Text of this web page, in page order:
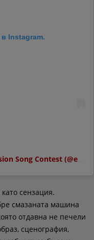
Instagram.
сензация.
смазаната машина
отдавна не печели
сценография,